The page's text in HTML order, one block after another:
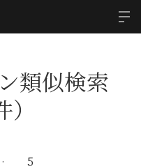
類似検索
5